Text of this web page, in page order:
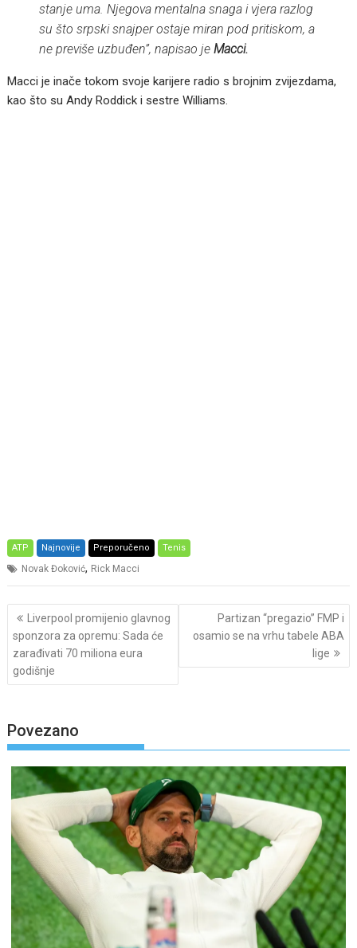
stanje uma. Njegova mentalna snaga i vjera razlog
su što srpski snajper ostaje miran pod pritiskom, a
ne previše uzbuđen”, napisao jeMacci.
Macci je inače tokom svoje karijere radio s brojnim zvijezdama,
kao što su Andy Roddick i sestre Williams.
ATP Najnovije Preporučeno Tenis
Novak Đoković, Rick Macci
Post
navigation
Liverpool promijenio glavnog
sponzora za opremu: Sada će
zarađivati 70 miliona eura
godišnje
Partizan “pregazio” FMP i
osamio se na vrhu tabele ABA
lige
Povezano